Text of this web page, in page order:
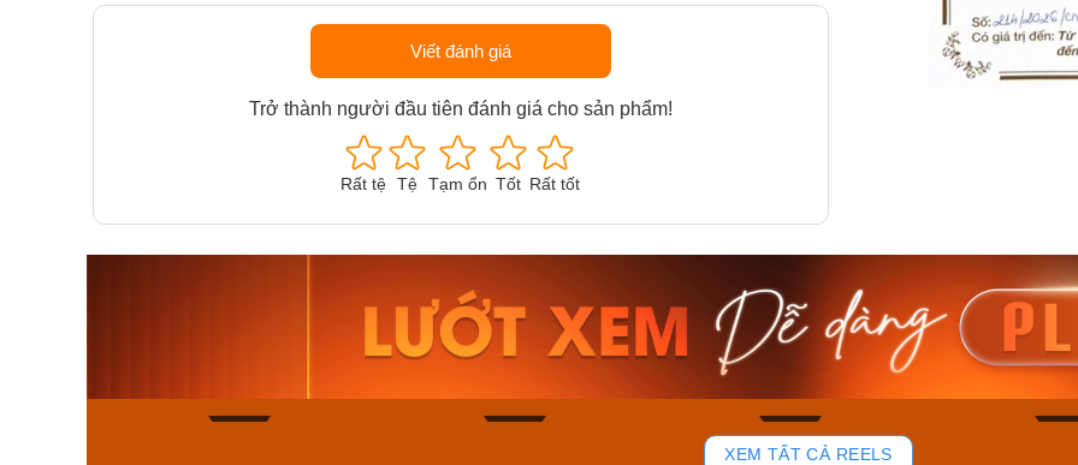
Viết đánh giá
Trở thành người đầu tiên đánh giá cho sản phẩm!
Rất tệ Tệ Tạm ổn Tốt Rất tốt
Casio Nam MTS-
115D-1AVDF
2.823.000₫
2.399.550₫
Mua ngay
45
Casio Nam MTS-
RS100L-1AVDF
4.276.000₫
3.634.600₫
Casio
230EL-
Mua
XEM TẤT CẢ REELS